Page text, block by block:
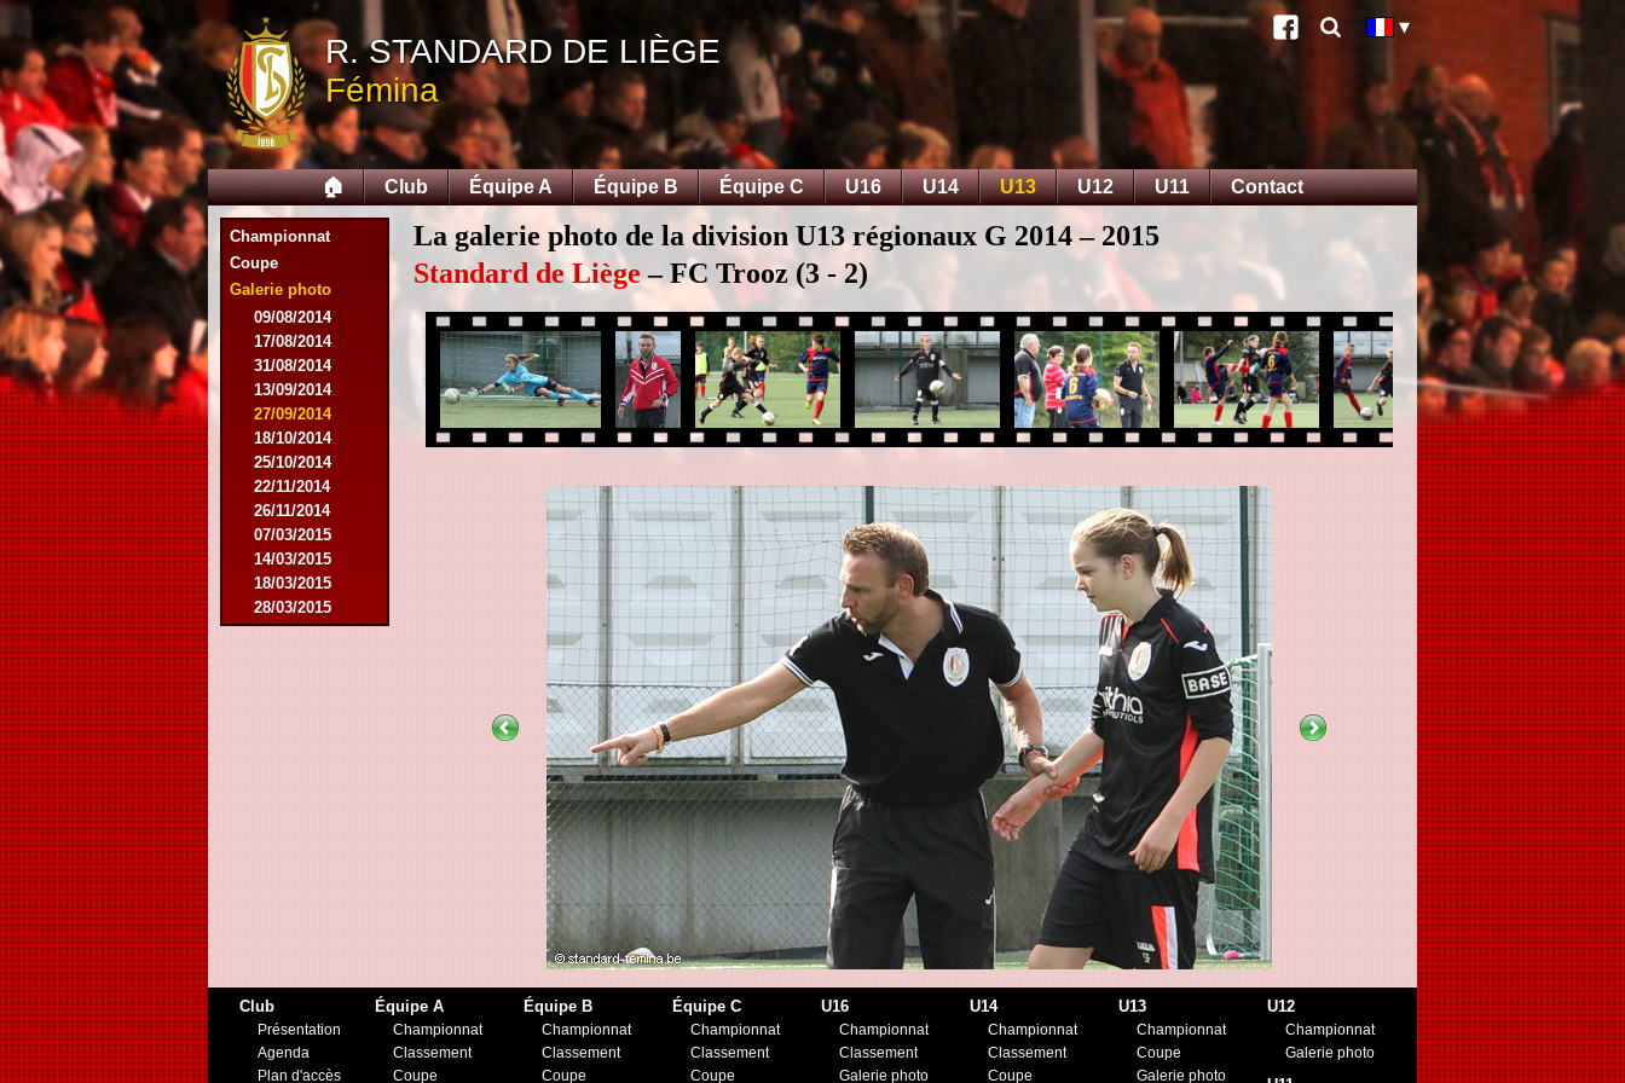
R. STANDARD DE LIÈGE
Fémina
🏠 Club Équipe A Équipe B Équipe C U16 U14 U13 U12 U11 Contact
Championnat
Coupe
Galerie photo
09/08/2014
17/08/2014
31/08/2014
13/09/2014
27/09/2014
18/10/2014
25/10/2014
22/11/2014
26/11/2014
07/03/2015
14/03/2015
18/03/2015
28/03/2015
25/04/2015
25/11/2017
17/02/2018
01/05/2018
La galerie photo de la division U13 régionaux G 2014 – 2015
Standard de Liège– FC Trooz (3 - 2)
Club
Présentation
Agenda
Plan d'accès
Équipe A
Championnat
Classement
Coupe
Équipe B
Championnat
Classement
Coupe
Équipe C
Championnat
Classement
Coupe
U16
Championnat
Classement
Galerie photo
U14
Championnat
Classement
Coupe
U13
Championnat
Coupe
Galerie photo
U12
Championnat
Galerie photo